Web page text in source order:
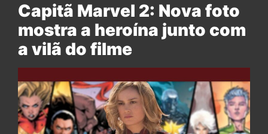
Capitã Marvel 2: Nova foto
mostra a heroína junto com
a vilã do filme